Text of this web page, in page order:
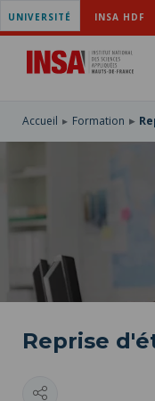
ACCÉDER
AU
MENU
PRINCIPAL
ALLER
CONTENU
ACCÉDER
RECHERCHE
UNIVERSITÉ INSA HDF
Accueil Formation
Reprise